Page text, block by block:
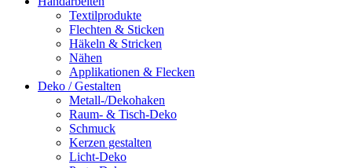
Textilprodukte
Flechten & Sticken
Häkeln & Stricken
Nähen
Applikationen & Flecken
Deko / Gestalten
Metall-/Dekohaken
Raum- & Tisch-Deko
Schmuck
Kerzen gestalten
Licht-Deko